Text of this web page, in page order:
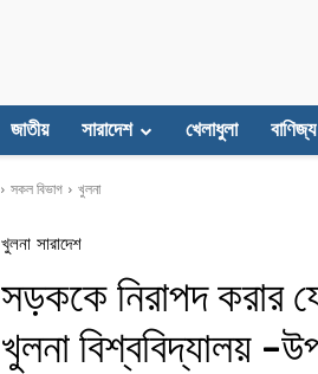
জাতীয় সারাদেশ খেলাধুলা
সকল বিভাগ খুলনা
খুলনা সারাদেশ
সড়ককে নিরাপদ করার
খুলনা বিশ্ববিদ্যালয় -